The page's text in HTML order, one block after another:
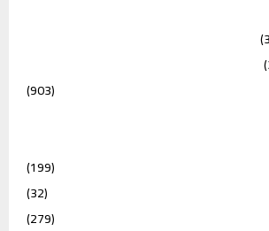
(903)
(199)
(32)
(279)